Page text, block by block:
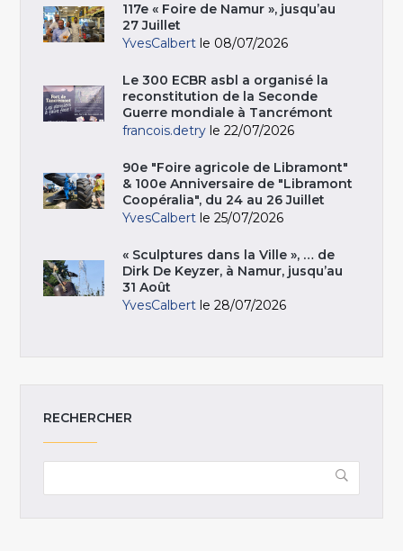
117e « Foire de Namur », jusqu’au
27 Juillet
YvesCalbert le 08/07/2026
Le 300 ECBR asbl a organisé la
reconstitution de la Seconde
Guerre mondiale à Tancrémont
francois.detry le 22/07/2026
90e "Foire agricole de Libramont"
& 100e Anniversaire de "Libramont
Coopéralia", du 24 au 26 Juillet
YvesCalbert le 25/07/2026
« Sculptures dans la Ville », … de
Dirk De Keyzer, à Namur, jusqu’au
31 Août
YvesCalbert le 28/07/2026
RECHERCHER